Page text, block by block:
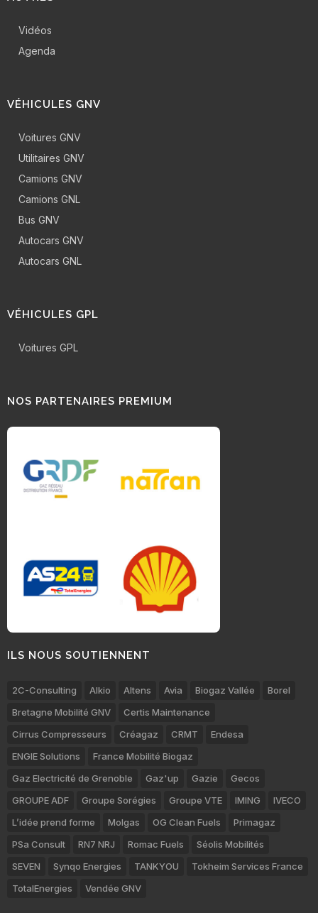
Vidéos
Agenda
VÉHICULES GNV
Voitures GNV
Utilitaires GNV
Camions GNV
Camions GNL
Bus GNV
Autocars GNV
Autocars GNL
VÉHICULES GPL
Voitures GPL
NOS PARTENAIRES PREMIUM
ILS NOUS SOUTIENNENT
2C-Consulting Alkio Altens Avia Biogaz Vallée
Borel
Bretagne Mobilité GNV
Certis Maintenance
Cirrus Compresseurs
Créagaz CRMT
Endesa
ENGIE Solutions
France Mobilité Biogaz
Gaz Electricité de Grenoble
Gaz'up Gazie
Gecos
GROUPE ADF
Groupe Sorégies Groupe VTE IMING
IVECO
L’idée prend forme
Molgas OG Clean Fuels
Primagaz
PSa Consult
RN7 NRJ Romac Fuels
Séolis Mobilités
SEVEN
Synqo Energies TANKYOU
Tokheim Services France
TotalEnergies
Vendée GNV